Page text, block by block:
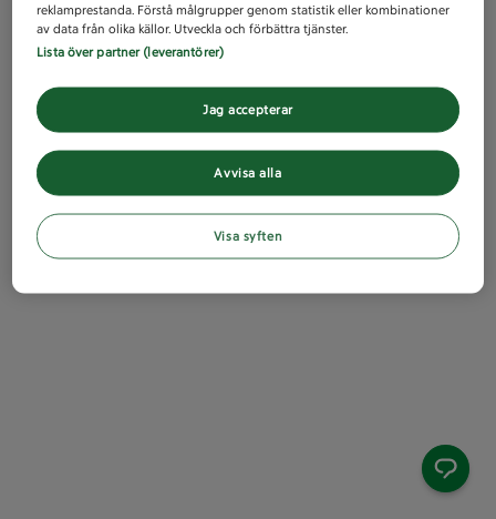
reklamprestanda. Förstå målgrupper genom statistik eller kombinationer
av data från olika källor. Utveckla och förbättra tjänster.
Lista över partner (leverantörer)
Avvisa alla
Jag accepterar
Visa syften